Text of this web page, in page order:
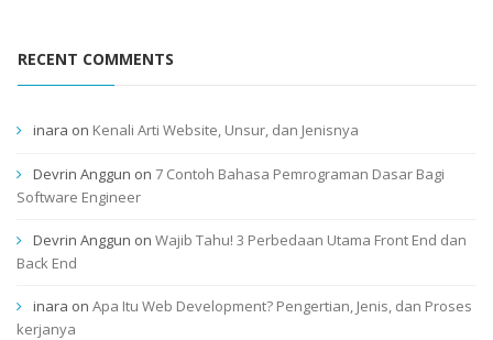
RECENT COMMENTS
inara on Kenali Arti Website, Unsur, dan Jenisnya
Devrin Anggun on 7 Contoh Bahasa Pemrograman Dasar Bagi
Software Engineer
Devrin Anggun on Wajib Tahu! 3 Perbedaan Utama Front End dan
Back End
inara on Apa Itu Web Development? Pengertian, Jenis, dan Proses
kerjanya